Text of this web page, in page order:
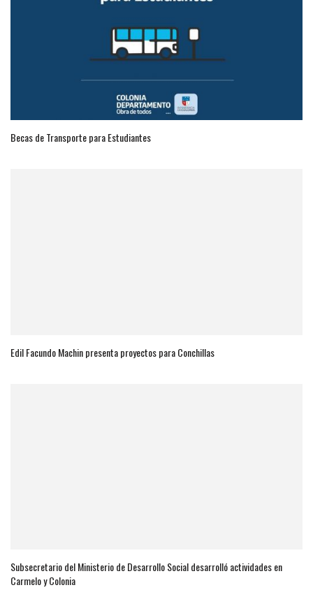
Becas de Transporte para Estudiantes
Edil Facundo Machin presenta proyectos para Conchillas
Subsecretario del Ministerio de Desarrollo Social desarrolló actividades en
Carmelo y Colonia